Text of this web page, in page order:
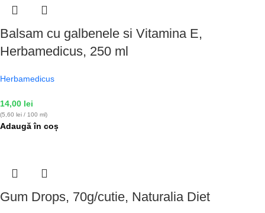
Balsam cu galbenele si Vitamina E,
Herbamedicus, 250 ml
Herbamedicus
14,00 lei
(5,60 lei / 100 ml)
Adaugă în coș
Gum Drops, 70g/cutie, Naturalia Diet